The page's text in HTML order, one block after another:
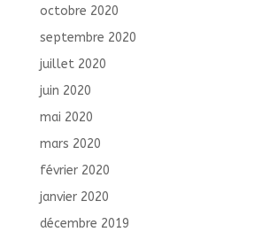
octobre 2020
septembre 2020
juillet 2020
juin 2020
mai 2020
mars 2020
février 2020
janvier 2020
décembre 2019